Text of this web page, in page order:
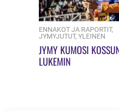
ENNAKOT JA RAPORTIT,
JYMYJUTUT, YLEINEN
JYMY KUMOSI
LUKEMIN